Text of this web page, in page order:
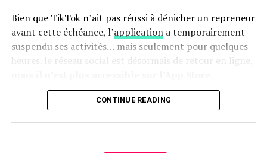
Pour accéder à cette remise exceptionnelle :
Bien que TikTok n’ait pas réussi à dénicher un repreneur
avant cette échéance, l’applicationa temporairement
suspendu ses activités… mais seulement pour quelques
heures. le réseau social est désormais de retour en ligne,
Retour de TikTok : Une Absence
Persistante sur l’App Store
CONTINUE READING